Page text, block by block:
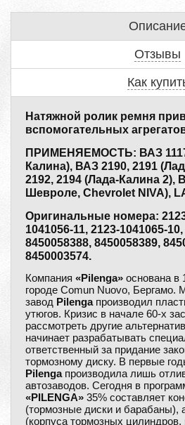
Отзывы
Как
Натяжной ролик ремня
вспомогательных
ПРИМЕНЯЕМОСТЬ: ВАЗ 1117,
Калина), ВАЗ 2190, 2191
2192, 2194 (Лада-Калина 2),
Шевроле, Chevrolet NIVA),
Оригинальные номера:
1041056-11, 2123-1041065-
8450058388, 8450058389,
8450003574.
Компания «Pilenga» основана в
городе Comun Nuovo, Бергамо.
завод Pilengaпроизводил
утюгов. Кризис в начале 60-х
рассмотреть другие
начинает разрабатывать
ответственный за придание
тормозному диску. В первые
Pilengaпроизводила лишь
автозаводов. Сегодня в
«PILENGA» 35% составляет
(тормозные диски и барабаны),
(корпуса тормозных